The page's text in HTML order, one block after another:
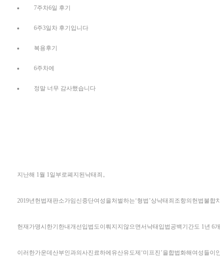
7주차6일 후기
6주3일차 후기입니다
복용후기
6주차에
정말 너무 감사했습니다
지난해 1월 1일부로폐지된낙태죄。
2019년헌법재판소가임신중단여성을처벌하는‘형법’상낙태죄조항의헌법불합
헌재가명시한기한내개선입법도이뤄지지않으면서낙태입법공백기간도 1년 6
이러한가운데산부인과의사진료하에유산유도제‘미프진’을합법화해여성들